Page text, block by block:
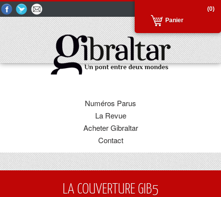
(0)
Panier
Numéros Parus
La Revue
Acheter Gibraltar
Contact
LA COUVERTURE GIB5